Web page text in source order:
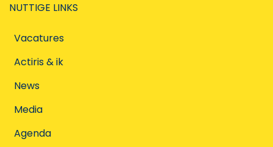
NUTTIGE LINKS
Vacatures
Actiris & ik
News
Media
Agenda